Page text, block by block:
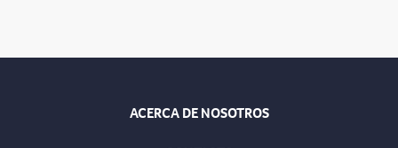
ACERCA DE NOSOTROS